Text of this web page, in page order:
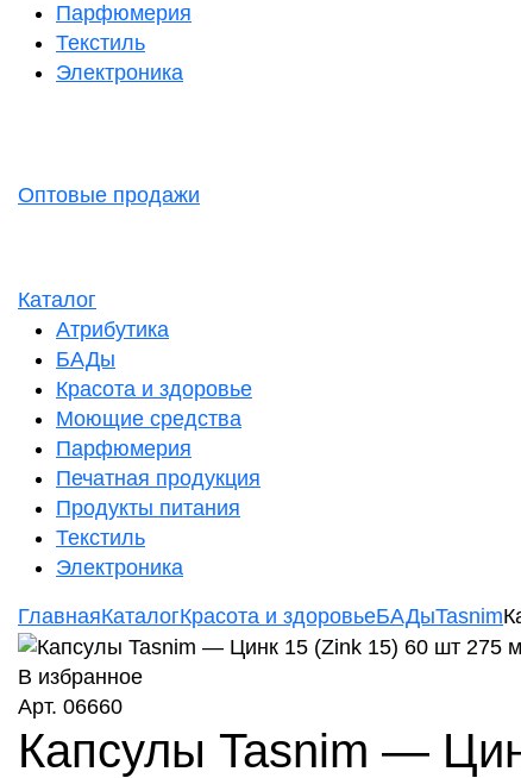
Парфюмерия
Текстиль
Электроника
Оптовые продажи
Каталог
Атрибутика
БАДы
Красота и здоровье
Моющие средства
Парфюмерия
Печатная продукция
Продукты питания
Текстиль
Электроника
ГлавнаяКаталогКрасота и здоровьеБАДыTasnim
В избранное
Арт. 06660
Капсулы Tasnim —